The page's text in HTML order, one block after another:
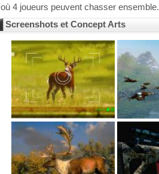
où 4 joueurs peuvent chasser ensemble.
Screenshots et Concept Arts